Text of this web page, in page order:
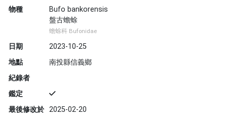
物種
Bufo bankorensis
盤古蟾蜍
蟾蜍科 Bufonidae
日期
2023-10-25
地點
南投縣信義鄉
紀錄者
鑑定
最後修改於 2025-02-20